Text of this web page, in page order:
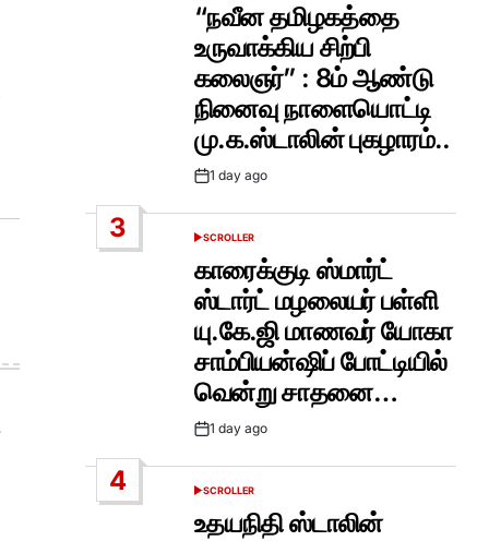
“நவீன தமிழகத்தை
உருவாக்கிய சிற்பி
கலைஞர்” : 8ம் ஆண்டு
நினைவு நாளையொட்டி
மு.க.ஸ்டாலின் புகழாரம்..
Post1 day ago
3
POSTED
SCROLLER
காரைக்குடி ஸ்மார்ட்
ஸ்டார்ட் மழலையர் பள்ளி
யு.கே.ஜி மாணவர் யோகா
சாம்பியன்ஷிப் போட்டியில்
வென்று சாதனை…
Post1 day ago
4
POSTED
SCROLLER
உதயநிதி ஸ்டாலின்